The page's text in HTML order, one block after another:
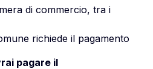
di commercio, tra i
richiede il pagamento
pagare il